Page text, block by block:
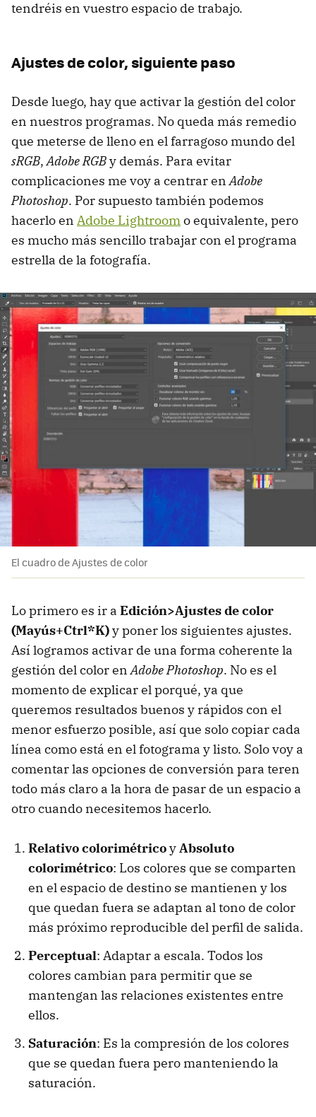
tendréis en vuestro espacio de trabajo.
Ajustes de color, siguiente paso
Desde luego, hay que activar la gestión del color
en nuestros programas. No queda más remedio
que meterse de lleno en el farragoso mundo del
sRGB,Adobe RGBy demás. Para evitar
complicaciones me voy a centrar enAdobe
Photoshop. Por supuesto también podemos
hacerlo en Adobe Lightroomo equivalente, pero
es mucho más sencillo trabajar con el programa
estrella de la fotografía.
El cuadro de Ajustes de color
Lo primero es ir a Edición>Ajustes de color
(Mayús+Ctrl*K)y poner los siguientes ajustes.
Así logramos activar de una forma coherente la
gestión del color enAdobe Photoshop. No es el
momento de explicar el porqué, ya que
queremos resultados buenos y rápidos con el
menor esfuerzo posible, así que solo copiar cada
línea como está en el fotograma y listo. Solo voy a
comentar las opciones de conversión para teren
todo más claro a la hora de pasar de un espacio a
otro cuando necesitemos hacerlo.
Relativo colorimétricoyAbsoluto
colorimétrico: Los colores que se comparten
en el espacio de destino se mantienen y los
que quedan fuera se adaptan al tono de color
más próximo reproducible del perfil de salida.
Perceptual: Adaptar a escala. Todos los
colores cambian para permitir que se
mantengan las relaciones existentes entre
ellos.
Saturación: Es la compresión de los colores
que se quedan fuera pero manteniendo la
saturación.